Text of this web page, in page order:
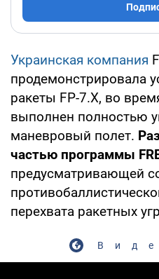
Украинская компания
продемонстрировала
ракеты FP-7.X, во
выполнен полностью
маневровый полет.
частью программы
предусматривающей
перехвата ракетных